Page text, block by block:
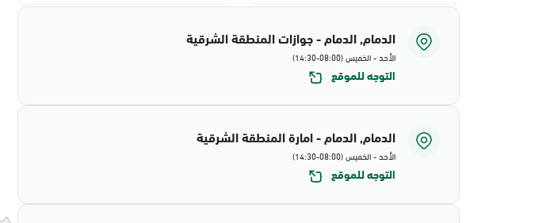
الدمام, الدمام - جوازات المنطقة الشرقية
الأحد - الخميس (08:00-14:30)
التوجه للموقع
الدمام, الدمام - امارة المنطقة الشرقية
الأحد - الخميس (08:00-14:30)
التوجه للموقع